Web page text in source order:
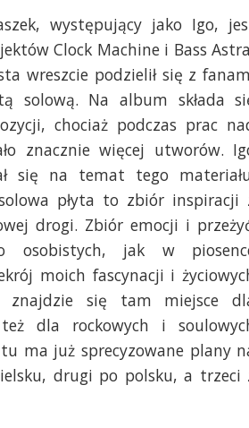
występujący jako Igo,
Clock Machine i Bass
wreszcie podzielił się z
solową. Na album składa
chociaż podczas prac
znacznie więcej utworów.
się na temat tego
płyta to zbiór inspiracji
drogi. Zbiór emocji i
osobistych, jak w
moich fascynacji i
znajdzie się tam miejsce
dla rockowych i
ma już sprecyzowane plany
drugi po polsku, a trzeci